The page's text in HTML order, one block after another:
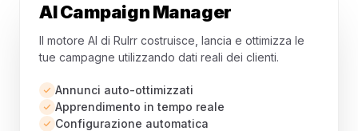
AI Campaign Manager
Il motore AI di Rulrr costruisce, lancia e ottimizza le
tue campagne utilizzando dati reali dei clienti.
Annunci auto-ottimizzati
Apprendimento in tempo reale
Configurazione automatica